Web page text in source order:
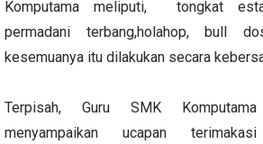
Komputama meliputi, tongkat
permadani terbang,holahop, bull
kesemuanya itu dilakukan secara
Terpisah, Guru SMK
menyampaikan ucapan